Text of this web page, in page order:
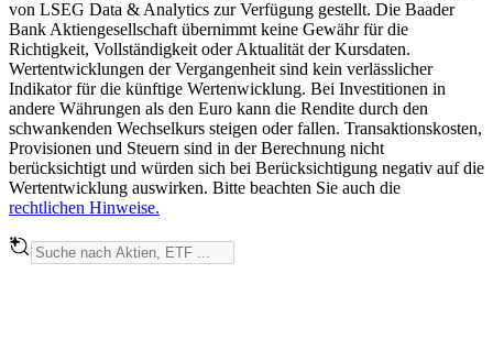
von LSEG Data & Analytics zur Verfügung gestellt. Die Baader
Bank Aktiengesellschaft übernimmt keine Gewähr für die
Richtigkeit, Vollständigkeit oder Aktualität der Kursdaten.
Wertentwicklungen der Vergangenheit sind kein verlässlicher
Indikator für die künftige Wertenwicklung. Bei Investitionen in
andere Währungen als den Euro kann die Rendite durch den
schwankenden Wechselkurs steigen oder fallen. Transaktionskosten,
Provisionen und Steuern sind in der Berechnung nicht
berücksichtigt und würden sich bei Berücksichtigung negativ auf die
Wertentwicklung auswirken. Bitte beachten Sie auch die
rechtlichen Hinweise.